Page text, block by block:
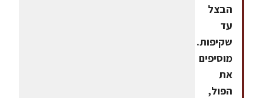
הבצל
עד
שקיפות.
מוסיפים
את
הפול,